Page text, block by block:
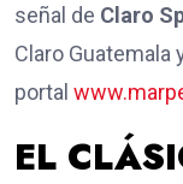
señal de Claro
Claro Guatemala
portal
EL